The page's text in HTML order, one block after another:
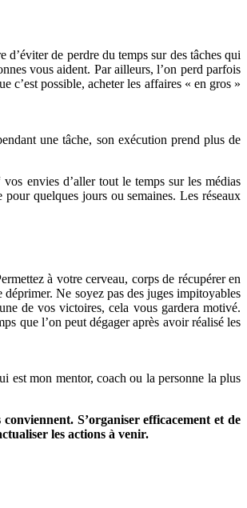
de perdre du temps sur des tâches qui
vous aident. Par ailleurs, l’on perd parfois
c’est possible, acheter les affaires « en gros »
une tâche, son exécution prend plus de
envies d’aller tout le temps sur les médias
quelques jours ou semaines. Les réseaux
à votre cerveau, corps de récupérer en
déprimer. Ne soyez pas des juges impitoyables
de vos victoires, cela vous gardera motivé.
que l’on peut dégager après avoir réalisé les
est mon mentor, coach ou la personne la plus
S’organiser efficacement et de
les actions à venir.